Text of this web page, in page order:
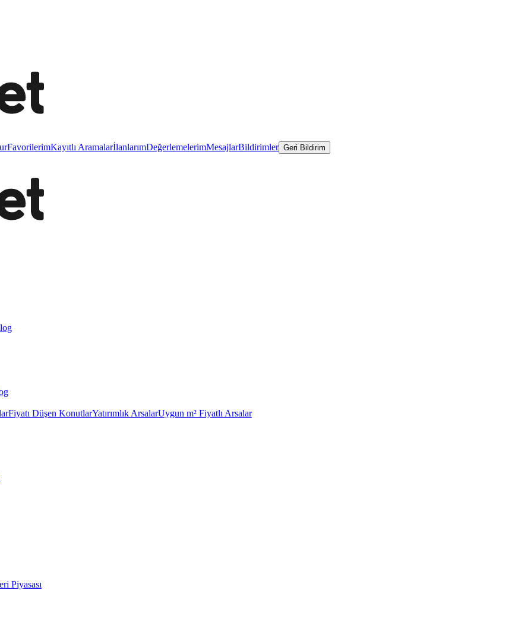
FavorilerimKayıtlı AramalarİlanlarımDeğerlemelerimMesajlarBildirimler Geri Bildirim
Fiyatı Düşen KonutlarYatırımlık ArsalarUygun m² Fiyatlı Arsalar
Piyasası